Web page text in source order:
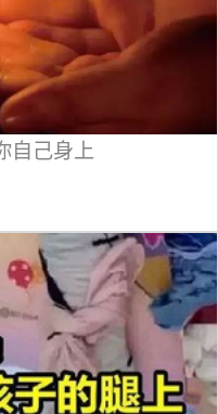
自己身上